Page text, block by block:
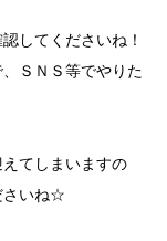
してくださいね！
ＳＮＳ等でやりた
てしまいますの
さいね☆